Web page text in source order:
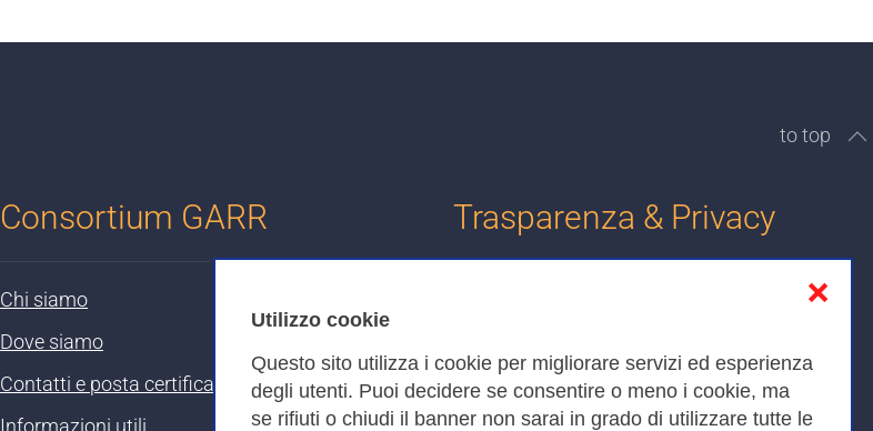
Utilizzo cookie
Questo sito utilizza i cookie per migliorare servizi ed esperienza
degli utenti. Puoi decidere se consentire o meno i cookie, ma
se rifiuti o chiudi il banner non sarai in grado di utilizzare tutte le
❌
to top
Consortium GARR
Chi siamo
Dove siamo
Contatti e posta certificata
Informazioni utili
Trasparenza & Privacy
Amministrazione trasparente
Bandi di Gara